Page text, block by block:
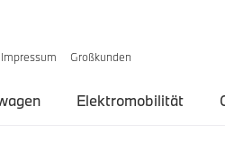
Impressum Großkunden
Elektromobilität